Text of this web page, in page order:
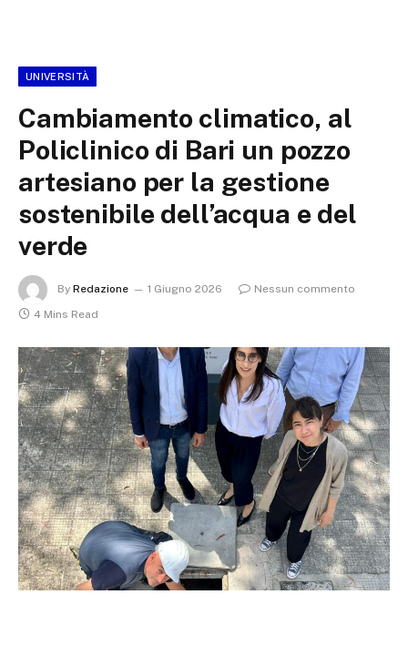
UNIVERSITÀ
Cambiamento climatico, al
Policlinico di Bari un pozzo
artesiano per la gestione
sostenibile dell’acqua e del
verde
By Redazione 1 Giugno 2026
Nessun commento
4 Mins Read